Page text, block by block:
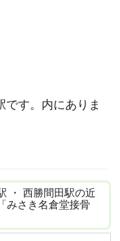
す。内にありま
・ 西勝間田駅の近
みさき名倉堂接骨